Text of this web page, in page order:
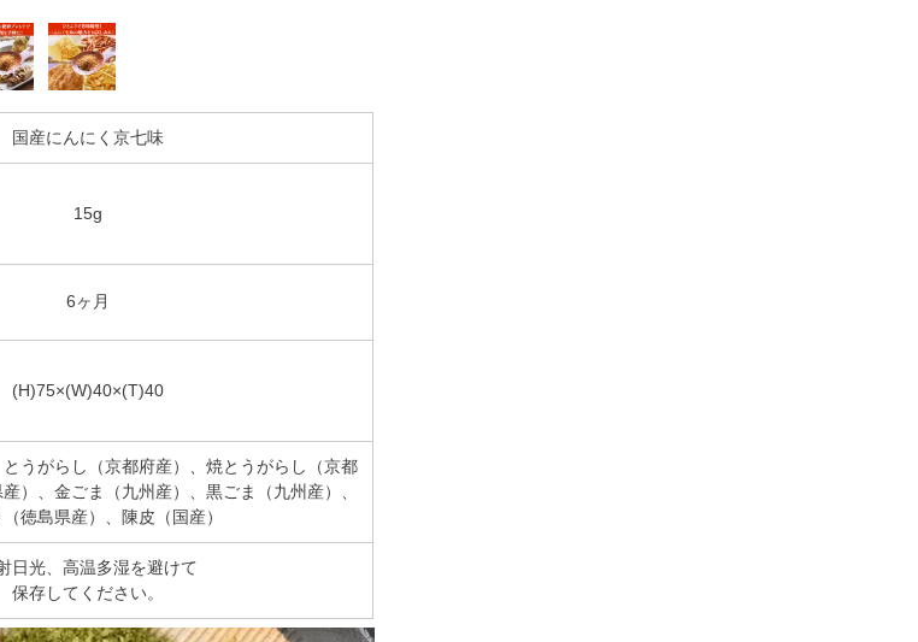
国産にんにく京七味
15g
6ヶ月
(H)75×(W)40×(T)40
うがらし（京都府産）、焼とうがらし（京都
）、金ごま（九州産）、黒ごま（九州産）、
徳島県産）、陳皮（国産）
日光、高温多湿を避けて
保存してください。